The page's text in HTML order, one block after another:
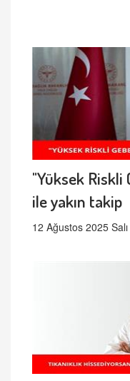
"Yüksek Riskli
ile yakın takip
12 Ağustos 2025 Salı